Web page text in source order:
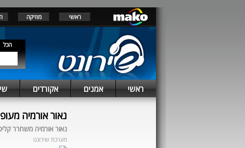
ראשי מוזיקה
הכל
ראשי אמנים אקורדים
נאור אורמיה
נאור אורמיה משחרר
מערכת שירונט